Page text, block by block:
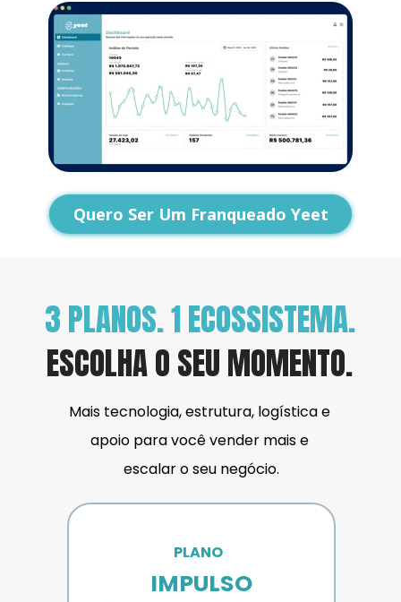
Quero Ser Um Franqueado Yeet
3 PLANOS. 1 ECOSSISTEMA.
ESCOLHA O SEU MOMENTO.
Mais tecnologia, estrutura, logística e
apoio para você vender mais e
escalar o seu negócio.
PLANO
IMPULSO